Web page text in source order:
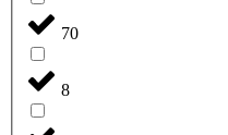
70
8